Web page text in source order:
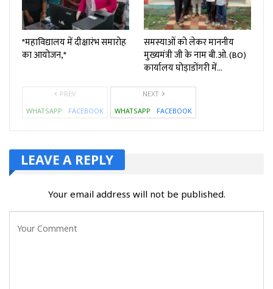
*महाविद्यालय में दीक्षारंभ समारोह
का आयोजन,*
समस्याओं को लेकर माननीय
मुख्यमंत्री जी के नाम बी.ओ. (BO)
कार्यालय घोड़ाडोंगरी में…
PREV
WHATSAPP
FACEBOOK
NEXT
WHATSAPP
FACEBOOK
LEAVE A REPLY
Your email address will not be published.